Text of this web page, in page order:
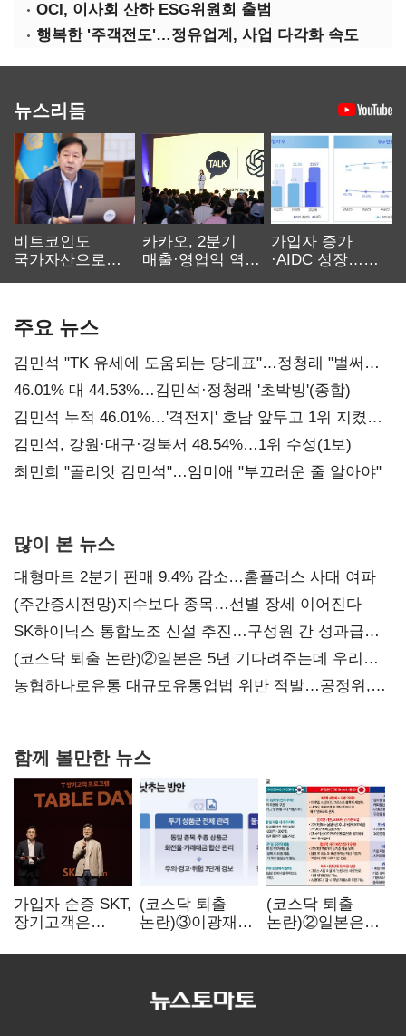
OCI, 이사회 산하 ESG위원회 출범
행복한 '주객전도'…정유업계, 사업 다각화 속도
뉴스리듬
비트코인도
국가자산으로…'
카카오, 2분기
매출·영업익 역대
가입자 증가
·AIDC 성장…
주요 뉴스
김민석 "TK 유세에 도움되는 당대표"…정청래 "벌써
대표된 양 당직 배분"
46.01% 대 44.53%…김민석·정청래 '초박빙'(종합)
김민석 누적 46.01%…'격전지' 호남 앞두고 1위 지켰다
(2보)
김민석, 강원·대구·경북서 48.54%…1위 수성(1보)
최민희 "골리앗 김민석"…임미애 "부끄러운 줄 알아야"
많이 본 뉴스
대형마트 2분기 판매 9.4% 감소…홈플러스 사태 여파
(주간증시전망)지수보다 종목…선별 장세 이어진다
SK하이닉스 통합노조 신설 추진…구성원 간 성과급
불만 확산
(코스닥 퇴출 논란)②일본은 5년 기다려주는데 우리는
당장 퇴출?…시간만으론 부족한 코스닥 구하기
농협하나로유통 대규모유통업법 위반 적발…공정위,
함께 볼만한 뉴스
가입자 순증 SKT,
장기고객은
챙긴다
(코스닥 퇴출
논란)③이광재
자동차 없애지는
(코스닥 퇴출
논란)②일본은
기다려주는데